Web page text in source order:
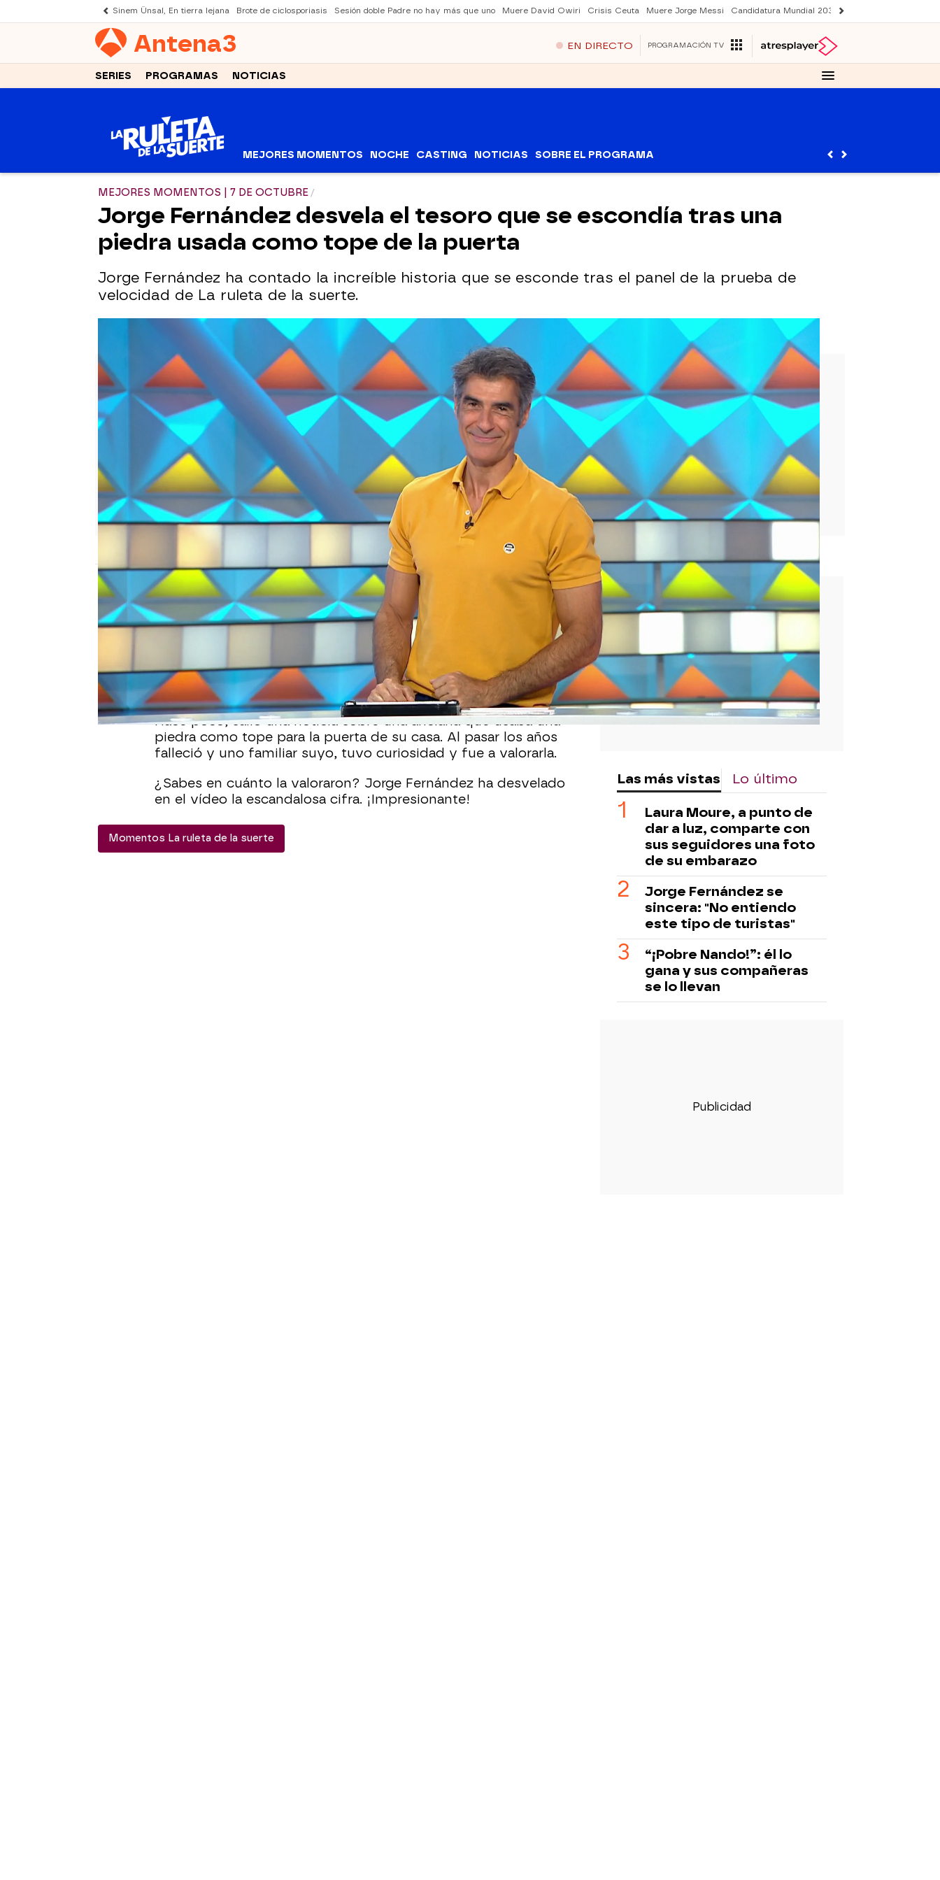
Sinem Ünsal, En tierra lejana Brote de ciclosporiasis Sesión doble Padre no hay más que uno Muere David Owiri Crisis Ceuta Muere Jorge Messi Candidatura Mundial 2030
Antena3 EN DIRECTO PROGRAMACIÓN TV
SERIES PROGRAMAS NOTICIAS
MEJORES MOMENTOS NOCHE CASTING NOTICIAS SOBRE EL PROGRAMA
MEJORES MOMENTOS | 7 DE OCTUBRE
Jorge Fernández desvela el tesoro que se escondía tras una
piedra usada como tope de la puerta
Jorge Fernández ha contado la increíble historia que se esconde tras el panel de la prueba de
velocidad de La ruleta de la suerte.
La ruleta de la suerte noche reparte 62.900 euros en su primer programa en prime time
Azahar Flores |Cristina García Chacón
Publicado:07 de octubre de 2024, 14:45 Facebook
X Flipboard
Todos los días se aprende algo nuevo y sobre todo en… ¡La
Jorge Fernández, nos han contado una
historia que se encontraba oculta detrás del panel de la prueba
de velocidad.
Hace poco, salió una noticia sobre una anciana que usaba una
piedra como tope para la puerta de su casa. Al pasar los años
falleció y uno familiar suyo, tuvo curiosidad y fue a valorarla.
¿Sabes en cuánto la valoraron? Jorge Fernández ha desvelado
en el vídeo la escandalosa cifra. ¡Impresionante!
Momentos La ruleta de la suerte
Las más vistas Lo último
Laura Moure, a punto de
dar a luz, comparte con
sus seguidores una foto
de su embarazo
Jorge Fernández se
sincera: "No entiendo
este tipo de turistas"
“¡Pobre Nando!”: él lo
gana y sus compañeras
se lo llevan